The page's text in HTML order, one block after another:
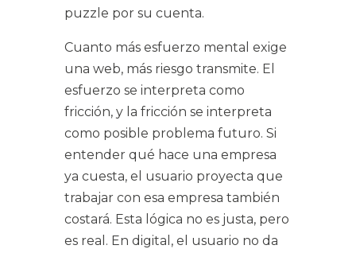
puzzle por su cuenta.
Cuanto más esfuerzo mental exige
una web, más riesgo transmite. El
esfuerzo se interpreta como
fricción, y la fricción se interpreta
como posible problema futuro. Si
entender qué hace una empresa
ya cuesta, el usuario proyecta que
trabajar con esa empresa también
costará. Esta lógica no es justa, pero
es real. En digital, el usuario no da